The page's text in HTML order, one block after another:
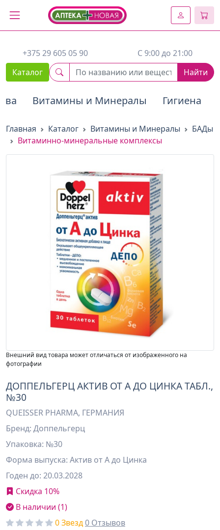
2. Вставьте этот код сразу же после открывающего тега :
+375 29 605 05 90
C 9:00 до 21:00
Каталог
Найти
Витамины и Минералы Гигиена
Главная Каталог Витамины и Минералы
БАДы
Витаминно-минеральные комплексы
Внешний вид товара может отличаться от изображенного на
фотографии
ДОППЕЛЬГЕРЦ АКТИВ ОТ А ДО ЦИНКА ТАБЛ.,
№30
QUEISSER PHARMA, ГЕРМАНИЯ
Бренд: Доппельгерц
Упаковка: №30
Форма выпуска: Актив от А до Цинка
Годен до: 20.03.2028
Скидка 10%
В наличии (1)
0 Звезд0 Отзывов